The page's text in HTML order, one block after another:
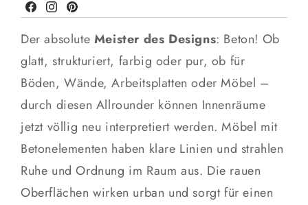
Facebook
Instagram
Pinterest
Der absolute Meister des Designs: Beton! Ob
glatt, strukturiert, farbig oder pur, ob für
Böden, Wände, Arbeitsplatten oder Möbel –
durch diesen Allrounder können Innenräume
jetzt völlig neu interpretiert werden. Möbel mit
Betonelementen haben klare Linien und strahlen
Ruhe und Ordnung im Raum aus. Die rauen
Oberflächen wirken urban und sorgt für einen